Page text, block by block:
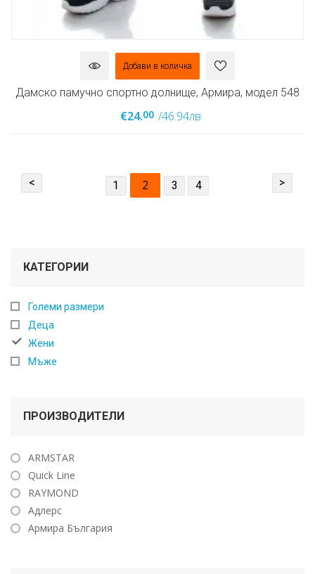
Добави в количка
Дамско памучно спортно долнище, Армира, модел 548
€24.00 /46.94лв
< 1 2 3 4 >
КАТЕГОРИИ
Големи размери
Деца
Жени
Мъже
ПРОИЗВОДИТЕЛИ
ARMSTAR
Quick Line
RAYMOND
Адлерс
Армира България